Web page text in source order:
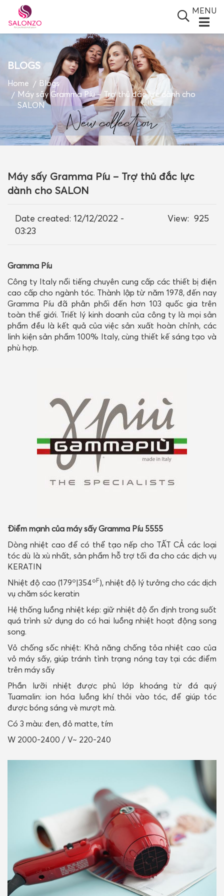
SALONZO GROUP
GIỚI THIỆU
TIN TỨC
BLOGS
GIỎ HÀNG
MENU
Home
Blogs
Máy sấy Gramma Píu – Trợ thủ đắc lực dành cho
SALON
BLOGS
Máy sấy Gramma Píu – Trợ thủ đắc lực
dành cho SALON
Date created: 12/12/2022 -
03:23
View: 925
Gramma Píu
Công ty Italy nổi tiếng chuyên cung cấp các thiết bị điện
cao cấp cho ngành tóc. Thành lập từ năm 1978, đến nay
Gramma Píu đã phân phối đến hơn 103 quốc gia trên
toàn thế giới. Triết lý kinh doanh của công ty là mọi sản
phẩm đều là kết quả của việc sản xuất hoàn chỉnh, các
linh kiện sản phẩm 100% Italy, cùng thiết kế sáng tạo và
phù hợp.
Điểm mạnh của máy sấy Gramma Píu 5555
Dòng nhiệt cao để có thể tạo nếp cho TẤT CẢ các loại
tóc dù là xù nhất, sản phẩm hỗ trợ tối đa cho các dịch vụ
KERATIN
Nhiệt độ cao (179o|354oF), nhiệt độ lý tưởng cho các dịch
vụ chăm sóc keratin
Hệ thống luồng nhiệt kép: giữ nhiệt độ ổn định trong suốt
quá trình sử dụng do có hai luồng nhiệt hoạt động song
song.
Vỏ chống sốc nhiệt: Khả năng chống tỏa nhiệt cao của
vỏ máy sấy, giúp tránh tình trạng nóng tay tại các điểm
trên máy sấy
Phần lưỡi nhiệt được phủ lớp khoáng từ đá quý
Tuamalin: ion hóa luồng khí thỏi vào tóc, để giúp tóc
được bóng sáng vè mượt mà.
Có 3 màu: đen, đỏ matte, tím
W 2000-2400 / V~ 220-240